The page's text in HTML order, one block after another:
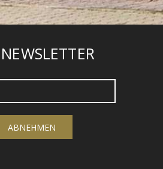
NEWSLETTER